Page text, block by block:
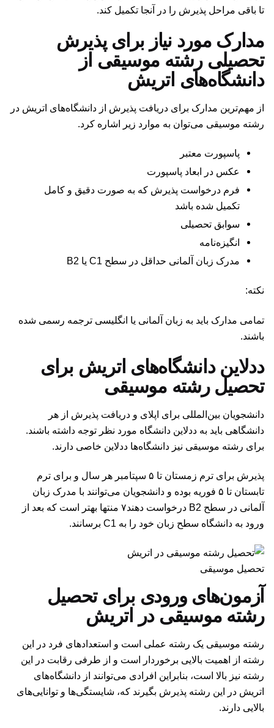
تا باقی مراحل پذیرش را در آنجا تکمیل کند.
مدارک مورد نیاز برای پذیرش
تحصیلی رشته موسیقی از
دانشگاه‌های اتریش
از مهم‌ترین مدارک برای دریافت پذیرش از دانشگاه‌های اتریش در
رشته موسیقی می‌توان به موارد زیر اشاره کرد.
پاسپورت معتبر
عکس در ابعاد پاسپورت
فرم درخواست پذیرش که به صورت دقیق و کامل
تکمیل شده باشد
سوابق تحصیلی
انگیزه‌نامه
مدرک زبان آلمانی حداقل در سطح C1 یا B2
نکته:
تمامی مدارک باید به زبان آلمانی یا انگلیسی ترجمه رسمی شده
باشند.
ددلاین دانشگاه‌های اتریش برای
تحصیل رشته موسیقی
دانشجویان بین‌المللی برای اپلای و دریافت پذیرش از هر
دانشگاهی باید به ددلاین دانشگاه مورد نظر توجه داشته باشند.
برای رشته موسیقی نیز دانشگاه‌ها ددلاین خاصی دارند.
پذیرش برای ترم زمستان تا ۵ سپتامبر هر سال و برای ترم
تابستان تا ۵ فوریه بوده و دانشجویان می‌توانند با مدرک زبان
آلمانی در سطح B2 درخواست دهند۷ منتها بهتر است که بعد از
ورود به دانشگاه سطح زبان خود را به C1 برسانند.
تحصیل موسیقی
آزمون‌های ورودی برای تحصیل
رشته موسیقی در اتریش
رشته موسیقی یک رشته عملی است و استعدادهای فرد در این
رشته از اهمیت بالایی برخوردار است و از طرفی رقابت در این
رشته نیز بالا است، بنابراین افرادی می‌توانند از دانشگاه‌های
اتریش در این رشته پذیرش بگیرند که، شایستگی‌ها و توانایی‌های
بالایی دارند.